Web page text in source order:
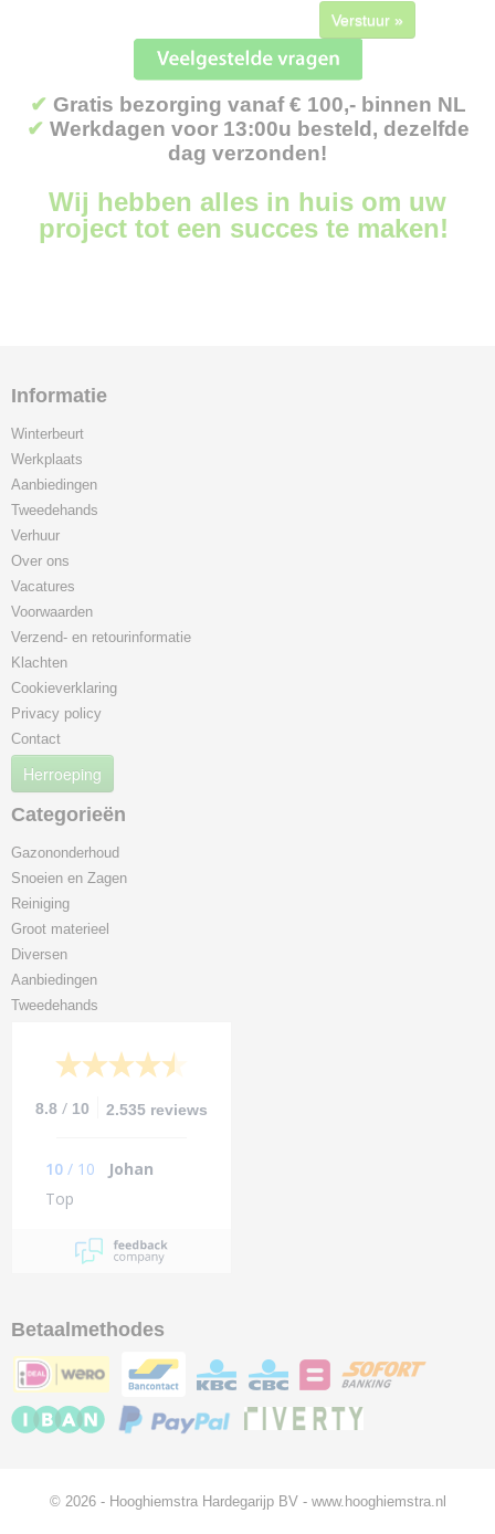
Verstuur »
✔ Gratis bezorging vanaf € 100,- binnen NL
✔ Werkdagen voor 13:00u besteld, dezelfde
dag verzonden!
Wij hebben alles in huis om uw
project tot een succes te maken!
Informatie
Winterbeurt
Werkplaats
Aanbiedingen
Tweedehands
Verhuur
Over ons
Vacatures
Voorwaarden
Verzend- en retourinformatie
Klachten
Cookieverklaring
Privacy policy
Contact
Herroeping
Categorieën
Gazononderhoud
Snoeien en Zagen
Reiniging
Groot materieel
Diversen
Aanbiedingen
Tweedehands
8.8 / 10 2.535 reviews
10 / 10
Johan
Top
Betaalmethodes
© 2026 - Hooghiemstra Hardegarijp BV - www.hooghiemstra.nl